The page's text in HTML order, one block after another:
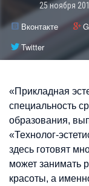
25 ноября
Вконтакте
Twitter
«Прикладная
специальность
образования,
«Технолог-
здесь готовят
может занимать
красоты, а